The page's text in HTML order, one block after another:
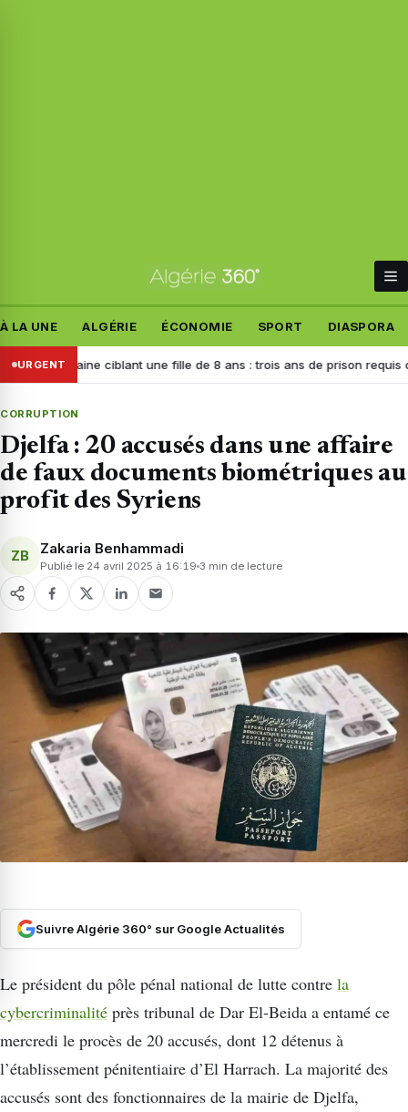
À LA UNE ALGÉRIE ÉCONOMIE SPORT DIASPORA
URGENT
ciblant une fille de 8 ans : trois ans de prison requis contre
CORRUPTION
Djelfa : 20 accusés dans une affaire
de faux documents biométriques au
profit des Syriens
ZB Zakaria Benhammadi
Publié le 24 avril 2025 à 16:19 3 min de lecture
Suivre Algérie 360° sur Google Actualités
Le président du pôle pénal national de lutte contre la
cybercriminalité près tribunal de Dar El-Beida a entamé ce
mercredi le procès de 20 accusés, dont 12 détenus à
l’établissement pénitentiaire d’El Harrach. La majorité des
accusés sont des fonctionnaires de la mairie de Djelfa,